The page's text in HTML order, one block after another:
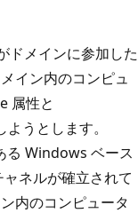
ドメインに参加した
イン内のコンピュ
属性と
うとします。
る Windows ベース
ネルが確立されて
内のコンピュータ